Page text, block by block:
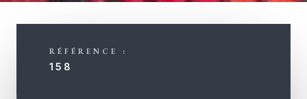
RÉFÉRENCE :
158